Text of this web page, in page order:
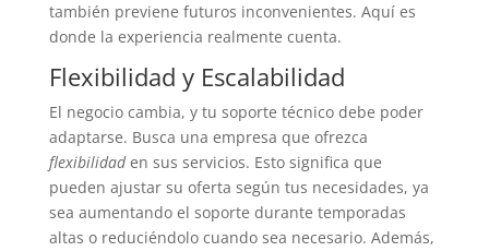
también previene futuros inconvenientes. Aquí es
donde la experiencia realmente cuenta.
Flexibilidad y Escalabilidad
El negocio cambia, y tu soporte técnico debe poder
adaptarse. Busca una empresa que ofrezca
flexibilidaden sus servicios. Esto significa que
pueden ajustar su oferta según tus necesidades, ya
sea aumentando el soporte durante temporadas
altas o reduciéndolo cuando sea necesario. Además,